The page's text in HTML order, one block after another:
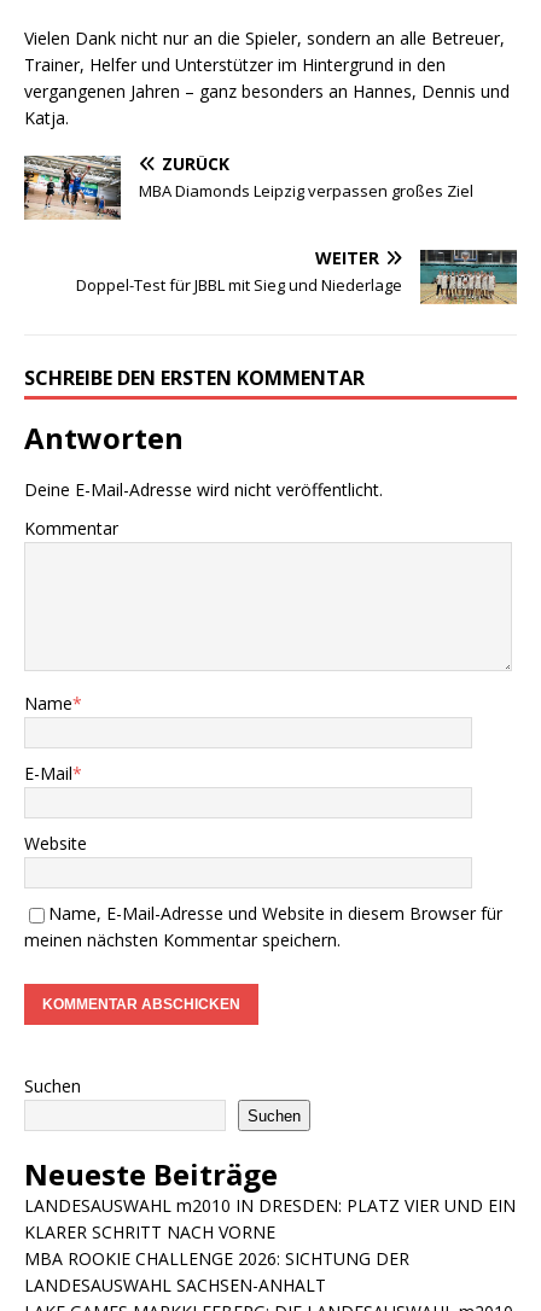
Vielen Dank nicht nur an die Spieler, sondern an alle Betreuer,
Trainer, Helfer und Unterstützer im Hintergrund in den
vergangenen Jahren – ganz besonders an Hannes, Dennis und
Katja.
ZURÜCK
MBA Diamonds Leipzig verpassen großes Ziel
WEITER
Doppel-Test für JBBL mit Sieg und Niederlage
SCHREIBE DEN ERSTEN KOMMENTAR
Antworten
Deine E-Mail-Adresse wird nicht veröffentlicht.
Kommentar
Name*
E-Mail*
Website
Name, E-Mail-Adresse und Website in diesem Browser für
meinen nächsten Kommentar speichern.
Suchen
Suchen
Neueste Beiträge
LANDESAUSWAHL m2010 IN DRESDEN: PLATZ VIER UND EIN
KLARER SCHRITT NACH VORNE
MBA ROOKIE CHALLENGE 2026: SICHTUNG DER
LANDESAUSWAHL SACHSEN-ANHALT